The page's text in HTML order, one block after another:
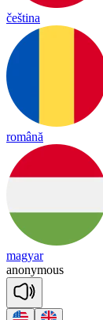
čeština
română
magyar
anonymous